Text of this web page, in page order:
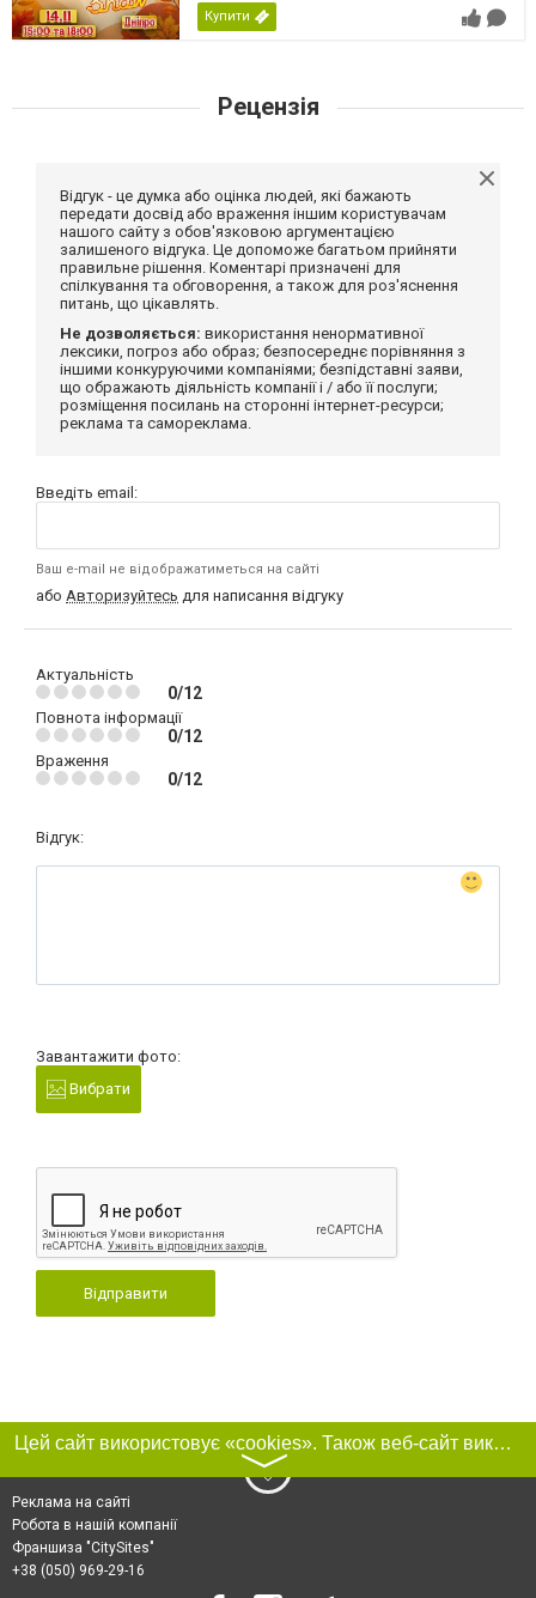
Купити
Рецензія
Відгук - це думка або оцінка людей, які бажають
передати досвід або враження іншим користувачам
нашого сайту з обов'язковою аргументацією
залишеного відгука. Це допоможе багатьом прийняти
правильне рішення. Коментарі призначені для
спілкування та обговорення, а також для роз'яснення
питань, що цікавлять.
Не дозволяється: використання ненормативної
лексики, погроз або образ; безпосереднє порівняння з
іншими конкуруючими компаніями; безпідставні заяви,
що ображають діяльність компанії і / або її послуги;
розміщення посилань на сторонні інтернет-ресурси;
реклама та самореклама.
Введіть email:
Ваш e-mail не відображатиметься на сайті
або Авторизуйтесь для написання відгуку
Актуальність
0/12
Повнота інформації
0/12
Враження
0/12
Відгук:
Завантажити фото:
Вибрати
Відправити
Цей сайт використовує «cookies». Також веб-сайт використовує інтернет-сервіс для збору технічних даних стосовно відвідувачів з метою отримання маркетингової та статистичної інформації. Умови обробки даних відвідувачів сайту див.
〉
Реклама на сайті
Робота в нашій компанії
Франшиза "CitySites"
+38 (050) 969-29-16